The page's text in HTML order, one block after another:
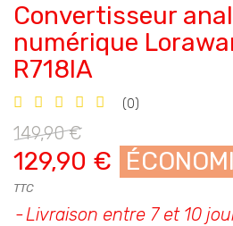
Convertisseur
numérique
R718IA
(0)
149,90 €
129,90 €
TTC
Livraison entre 7 et 10